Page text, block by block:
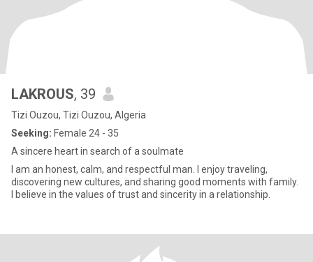
LAKROUS, 39
Tizi Ouzou, Tizi Ouzou, Algeria
Seeking: Female 24 - 35
A sincere heart in search of a soulmate
I am an honest, calm, and respectful man. I enjoy traveling,
discovering new cultures, and sharing good moments with family.
I believe in the values of trust and sincerity in a relationship.